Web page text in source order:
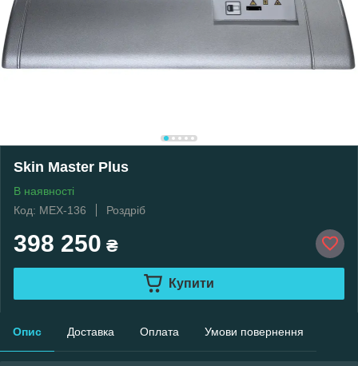
Skin Master Plus
В наявності
Код: MEX-136
Роздріб
398 250 ₴
Купити
Опис Доставка Оплата Умови повернення